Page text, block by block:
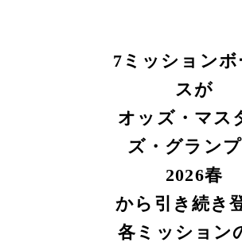
7ミッションボ
スが
オッズ・マス
ズ・グランプ
2026春
から 引き続き
各ミッション